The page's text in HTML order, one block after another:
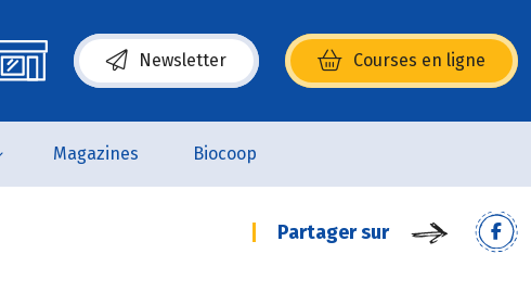
Newsletter Courses en ligne
(s’ouvre dans une nouvelle fenêtre)
Magazines Biocoop
Partager sur